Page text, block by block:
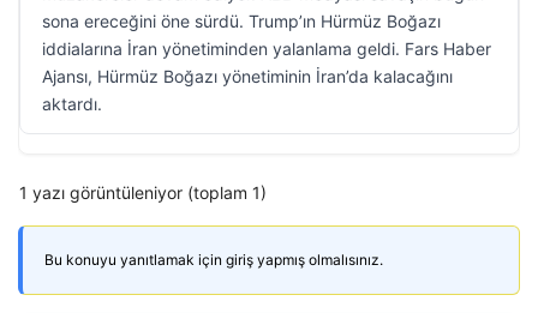
sona ereceğini öne sürdü. Trump’ın Hürmüz Boğazı
iddialarına İran yönetiminden yalanlama geldi. Fars Haber
Ajansı, Hürmüz Boğazı yönetiminin İran’da kalacağını
aktardı.
1 yazı görüntüleniyor (toplam 1)
Bu konuyu yanıtlamak için giriş yapmış olmalısınız.